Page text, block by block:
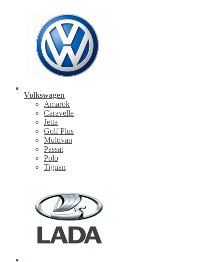
Volkswagen
Amarok
Caravelle
Jetta
Golf Plus
Multivan
Passat
Polo
Tiguan